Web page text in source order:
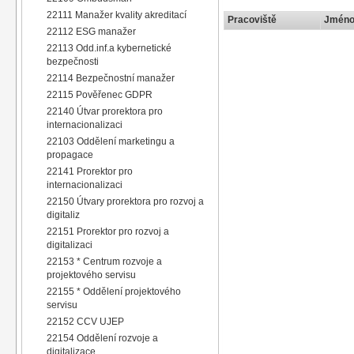
22111 Manažer kvality akreditací
22112 ESG manažer
22113 Odd.inf.a kybernetické
bezpečnosti
22114 Bezpečnostní manažer
22115 Pověřenec GDPR
22140 Útvar prorektora pro
internacionalizaci
22103 Oddělení marketingu a
propagace
22141 Prorektor pro
internacionalizaci
22150 Útvary prorektora pro rozvoj a
digitaliz
22151 Prorektor pro rozvoj a
digitalizaci
22153 * Centrum rozvoje a
projektového servisu
22155 * Oddělení projektového
servisu
22152 CCV UJEP
22154 Oddělení rozvoje a
digitalizace
Pracoviště